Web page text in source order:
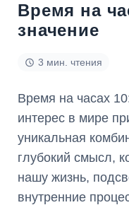
Время на
значение
3 мин. чтения
Время на часах
интерес в мире
уникальная
глубокий смысл,
нашу жизнь,
внутренние